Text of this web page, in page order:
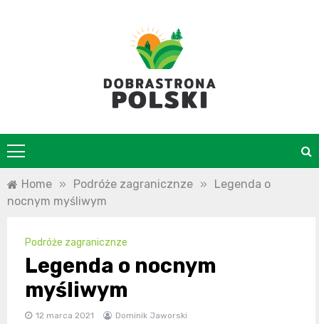
Home » Podróże zagranicznze »
Legenda o
nocnym myśliwym
Podróże zagranicznze
Legenda o nocnym
myśliwym
12 marca 2021 Dominik Jaworski